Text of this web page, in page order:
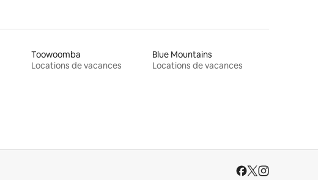
Toowoomba
Locations de vacances
Blue Mountains
Locations de vacances